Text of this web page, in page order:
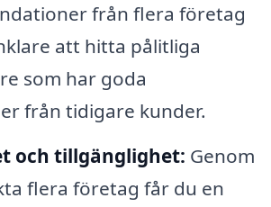
från flera företag
att hitta pålitliga
som har goda
från tidigare kunder.
och tillgänglighet: Genom
flera företag får du en